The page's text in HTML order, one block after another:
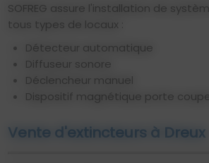
SOFREG assure l'installation de
tous types de locaux :
Détecteur automatique
Diffuseur sonore
Déclencheur manuel
Dispositif magnétique porte
Vente d'extincteurs à Dreux